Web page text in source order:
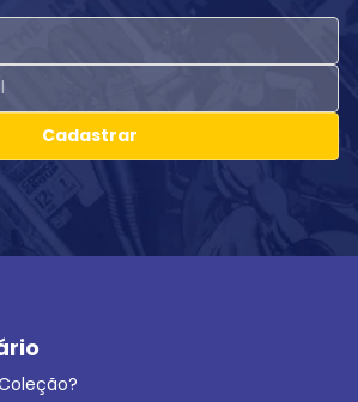
Cadastrar